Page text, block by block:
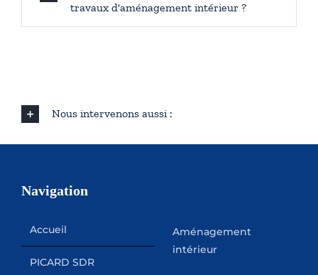
travaux d'aménagement intérieur ?
Nous intervenons aussi :
Navigation
Accueil
PICARD SDR
Aménagement
intérieur